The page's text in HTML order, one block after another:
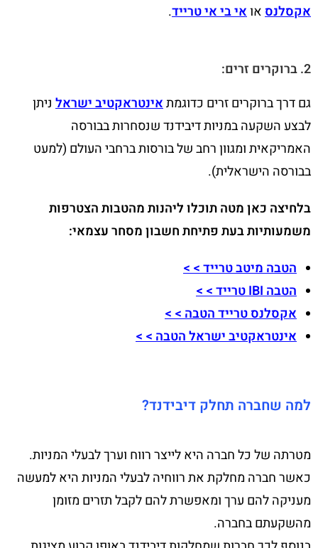
אקסלנסאואי בי אי טרייד.
2. ברוקרים זרים:
גם דרך ברוקרים זרים כדוגמתאינטראקטיב ישראל ניתן
לבצע השקעה במניות דיבידנד שנסחרות בבורסה
האמריקאית ומגוון רחב של בורסות ברחבי העולם (למעט
בבורסה הישראלית).
בלחיצה כאן מטה תוכלו ליהנות מהטבות הצטרפות
משמעותיות בעת פתיחת חשבון מסחר עצמאי:
הטבה מיטב טרייד > >
הטבה IBI טרייד > >
אקסלנס טרייד הטבה > >
אינטראקטיב ישראל הטבה > >
למה שחברה תחלק דיבידנד?
מטרתה של כל חברה היא לייצר רווח וערך לבעלי המניות.
כאשר חברה מחלקת את רווחיה לבעלי המניות היא למעשה
מעניקה להם ערך ומאפשרת להם לקבל תזרים מזומן
מהשקעתם בחברה.